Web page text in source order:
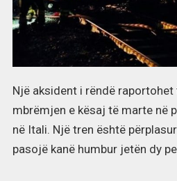
Një aksident i rëndë
mbrëmjen e kësaj të marte në
në Itali. Një tren është
pasojë kanë humbur jetën dy